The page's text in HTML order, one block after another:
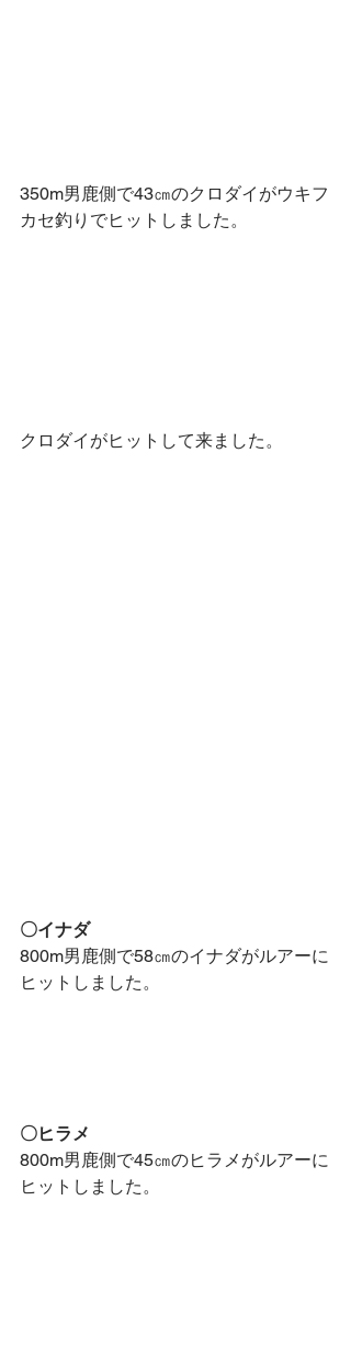
350m男鹿側で43㎝のクロダイがウキフ
カセ釣りでヒットしました。
クロダイがヒットして来ました。
〇イナダ
800m男鹿側で58㎝のイナダがルアーに
ヒットしました。
〇ヒラメ
800m男鹿側で45㎝のヒラメがルアーに
ヒットしました。